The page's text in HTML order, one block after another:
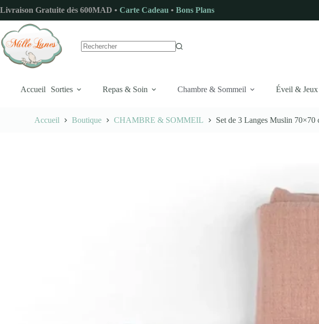
au
contenu
Livraison Gratuite dès 600MAD • Carte Cadeau • Bons Plans
Accueil Sorties Repas & Soin Chambre & Sommeil Éveil & Jeux
Accueil Boutique CHAMBRE & SOMMEIL Set de 3 Langes Muslin